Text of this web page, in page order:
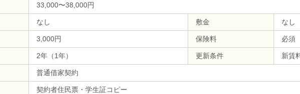
33,000〜38,000円
なし 敷金 なし
3,000円 保険料 必須
2年（1年） 更新条件 新賃
普通借家契約
契約者住民票・学生証コピー